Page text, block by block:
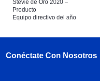
Stevie de Oro 2020 –
Producto
Equipo directivo del año
Conéctate Con Nosotros